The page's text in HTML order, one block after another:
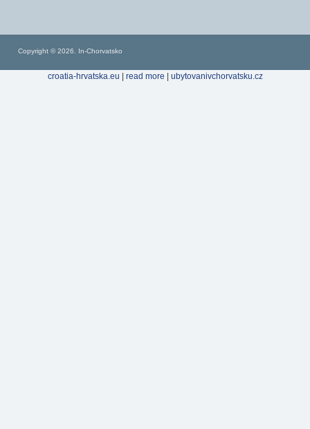
Copyright © 2026. In-Chorvatsko
croatia-hrvatska.eu read more ubytovanivchorvatsku.cz